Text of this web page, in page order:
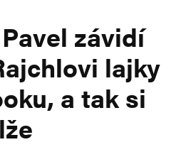
závidí
lajky
a tak si